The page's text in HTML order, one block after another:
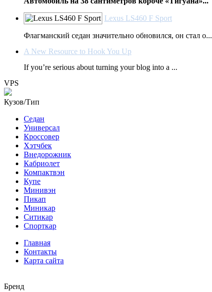
Lexus LS460 F Sport
Флагманский седан значительно обновился, он стал о...
A New Resource to Hook You Up
If you’re serious about turning your blog into a ...
VPS
Кузов/Тип
Седан
Универсал
Кроссовер
Хэтчбек
Внедорожник
Кабриолет
Компактвэн
Купе
Минивэн
Пикап
Миникар
Ситикар
Спорткар
Главная
Контакты
Карта сайта
Бренд